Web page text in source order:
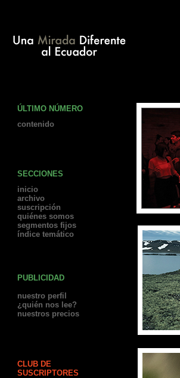
ÚLTIMO NÚMERO
contenido
SECCIONES
inicio
archivo
suscripción
quiénes somos
segmentos fijos
índice temático
PUBLICIDAD
nuestro perfil
¿quién nos lee?
nuestros precios
CLUB DE
SUSCRIPTORES